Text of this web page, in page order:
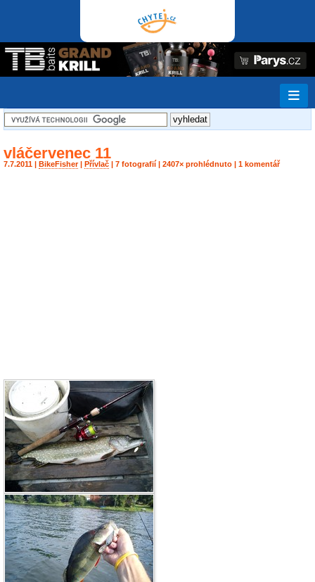
vláčervenec 11
7.7.2011 | BikeFisher| Přívlač | 7 fotografií | 2407× prohlédnuto | 1 komentář